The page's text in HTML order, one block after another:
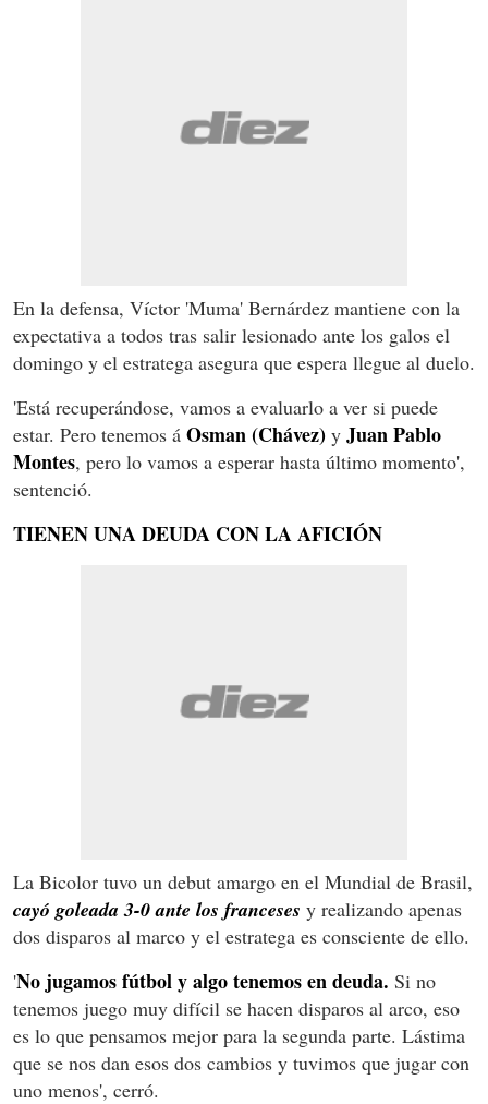
En la defensa, Víctor 'Muma' Bernárdez mantiene con la
expectativa a todos tras salir lesionado ante los galos el
domingo y el estratega asegura que espera llegue al duelo.
'Está recuperándose, vamos a evaluarlo a ver si puede
estar. Pero tenemos á Osman (Chávez) y Juan Pablo
Montes, pero lo vamos a esperar hasta último momento',
sentenció.
TIENEN UNA DEUDA CON LA AFICIÓN
La Bicolor tuvo un debut amargo en el Mundial de Brasil,
cayó goleada 3-0 ante los franceses y realizando apenas
dos disparos al marco y el estratega es consciente de ello.
'No jugamos fútbol y algo tenemos en deuda. Si no
tenemos juego muy difícil se hacen disparos al arco, eso
es lo que pensamos mejor para la segunda parte. Lástima
que se nos dan esos dos cambios y tuvimos que jugar con
uno menos', cerró.